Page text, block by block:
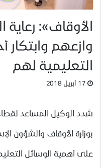
الأوقاف»:
وازعهم وابتكار
التعليمية لهم
17 أبريل 2018
شدد الوكيل المساعد
بوزارة الأوقاف والشؤون
على أهمية الوسائل